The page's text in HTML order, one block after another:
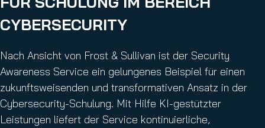
CYBERSECURITY
Nach Ansicht von Frost & Sullivan ist der Security
Awareness Service ein gelungenes Beispiel für einen
zukunftsweisenden und transformativen Ansatz in der
Cybersecurity-Schulung. Mit Hilfe KI-gestützter
Leistungen liefert der Service kontinuierliche,